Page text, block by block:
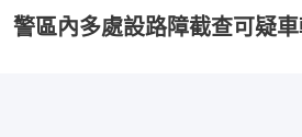
警區內多處設路障截查可疑